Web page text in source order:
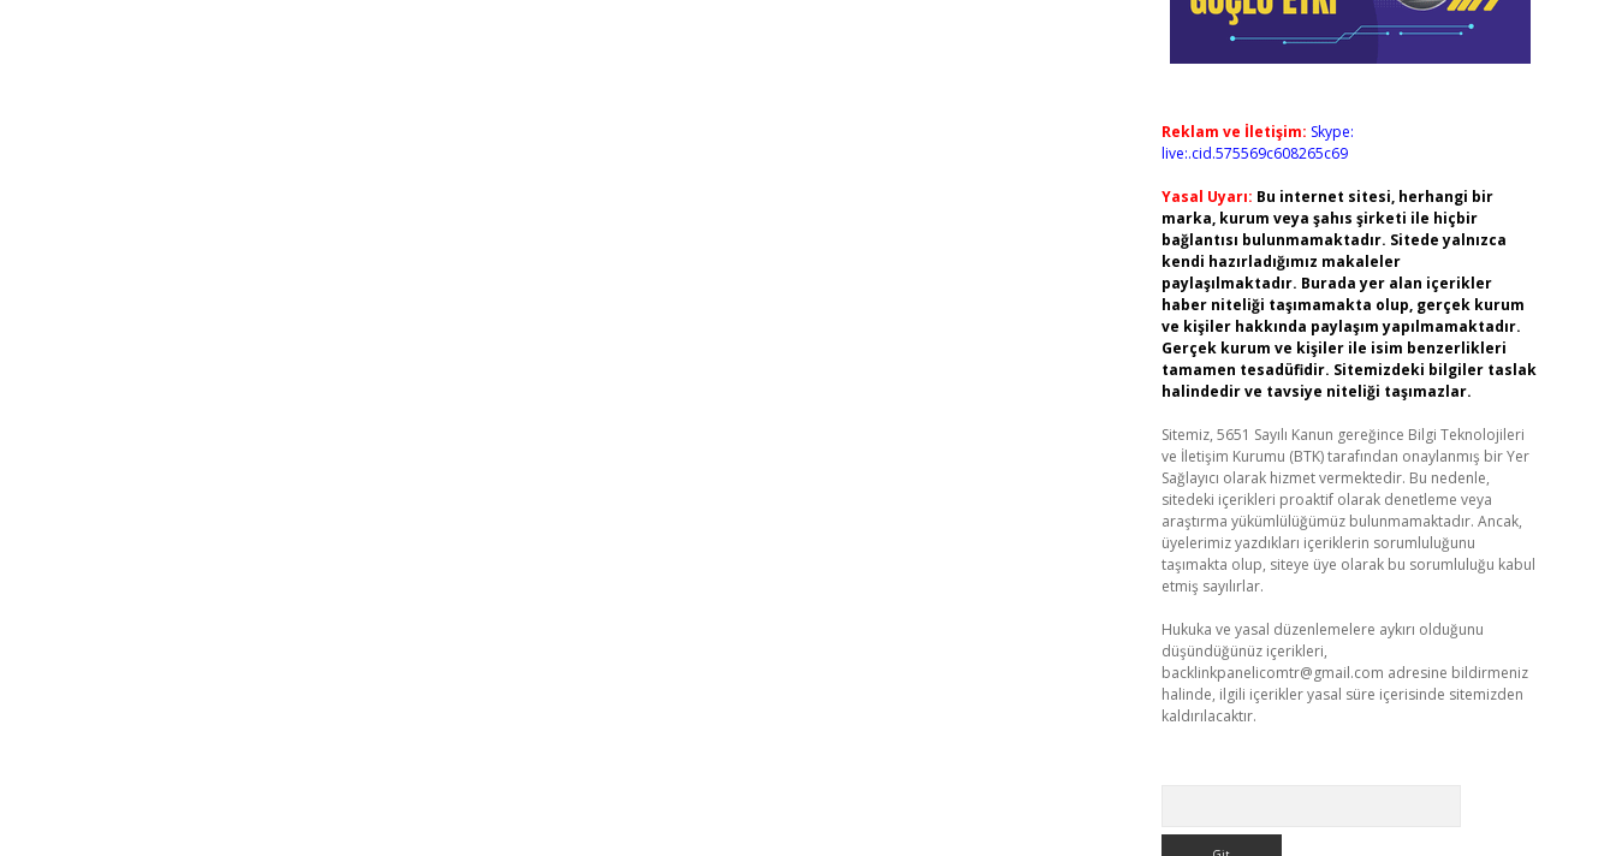
Reklam ve İletişim: Skype:
live:.cid.575569c608265c69
Yasal Uyarı: Bu internet sitesi, herhangi bir
marka, kurum veya şahıs şirketi ile hiçbir
bağlantısı bulunmamaktadır. Sitede yalnızca
kendi hazırladığımız makaleler
paylaşılmaktadır. Burada yer alan içerikler
haber niteliği taşımamakta olup, gerçek kurum
ve kişiler hakkında paylaşım yapılmamaktadır.
Gerçek kurum ve kişiler ile isim benzerlikleri
tamamen tesadüfidir. Sitemizdeki bilgiler taslak
halindedir ve tavsiye niteliği taşımazlar.
Sitemiz, 5651 Sayılı Kanun gereğince Bilgi Teknolojileri
ve İletişim Kurumu (BTK) tarafından onaylanmış bir Yer
Sağlayıcı olarak hizmet vermektedir. Bu nedenle,
sitedeki içerikleri proaktif olarak denetleme veya
araştırma yükümlülüğümüz bulunmamaktadır. Ancak,
üyelerimiz yazdıkları içeriklerin sorumluluğunu
taşımakta olup, siteye üye olarak bu sorumluluğu kabul
etmiş sayılırlar.
Hukuka ve yasal düzenlemelere aykırı olduğunu
düşündüğünüz içerikleri,
backlinkpanelicomtr@gmail.com adresine bildirmeniz
halinde, ilgili içerikler yasal süre içerisinde sitemizden
kaldırılacaktır.